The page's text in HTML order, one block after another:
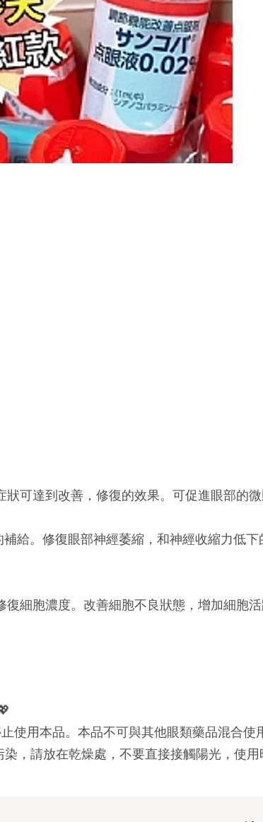
可達到改善，修復的效果。可促進眼部的
給。修復眼部神經萎縮，和神經收縮力低
細胞濃度。改善細胞不良狀態，增加細胞
使用本品。本品不可與其他眼類藥品混合使
，請放在乾燥處，不要直接接觸陽光，使